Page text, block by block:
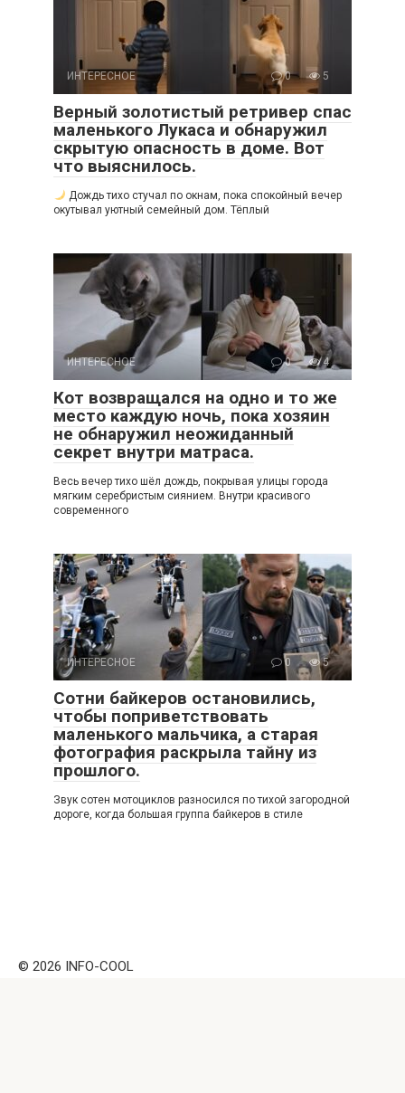
ИНТЕРЕСНОЕ 0 5
Верный золотистый ретривер спас
маленького Лукаса и обнаружил
скрытую опасность в доме. Вот
что выяснилось.
Дождь тихо стучал по окнам, пока спокойный вечер
окутывал уютный семейный дом. Тёплый
ИНТЕРЕСНОЕ 0 4
Кот возвращался на одно и то же
место каждую ночь, пока хозяин
не обнаружил неожиданный
секрет внутри матраса.
Весь вечер тихо шёл дождь, покрывая улицы города
мягким серебристым сиянием. Внутри красивого
современного
ИНТЕРЕСНОЕ 0 5
Сотни байкеров остановились,
чтобы поприветствовать
маленького мальчика, а старая
фотография раскрыла тайну из
прошлого.
Звук сотен мотоциклов разносился по тихой загородной
дороге, когда большая группа байкеров в стиле
© 2026 INFO-COOL